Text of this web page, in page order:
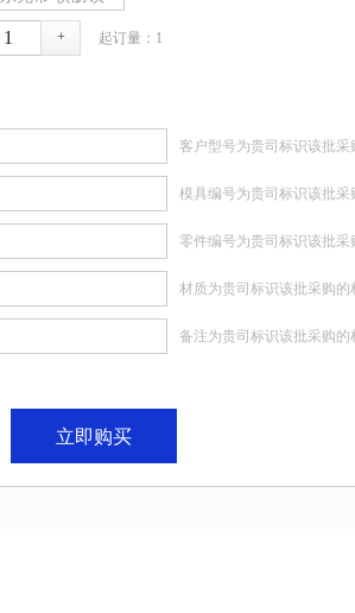
+ 起订量： 1
客户型号为贵司标识该批采
模具编号为贵司标识该批采
零件编号为贵司标识该批采
材质为贵司标识该批采购的
备注为贵司标识该批采购的
立即购买